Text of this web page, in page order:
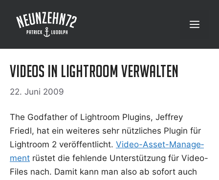
Inhalt
springen
Menü
Videos in Lightroom verwalten
22. Juni 2009
The God­fa­ther of Ligh­t­room Plug­ins, Jef­frey
Friedl, hat ein wei­te­res sehr nütz­li­ches Plug­in für
Ligh­t­room 2 ver­öf­fent­licht. Video-Asset-Manage­
ment rüs­tet die feh­len­de Unter­stüt­zung für Video-
Files nach. Damit kann man also ab sofort auch